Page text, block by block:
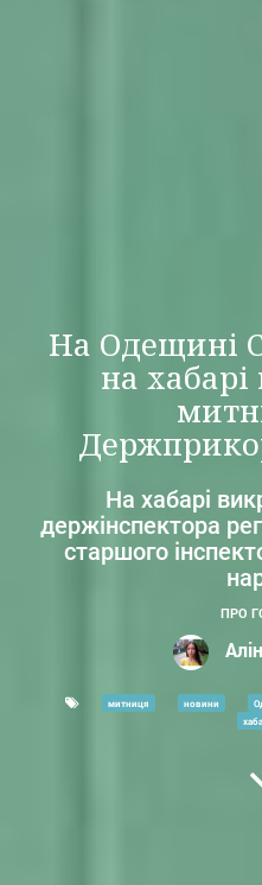
На Одещині
на хабарі
На хабарі
держінспектора
старшого
ПРО
митниця новини